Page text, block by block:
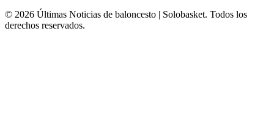
© 2026 Últimas Noticias de baloncesto | Solobasket. Todos los
derechos reservados.